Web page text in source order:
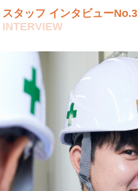
スタッフ インタビューNo.3
INTERVIEW